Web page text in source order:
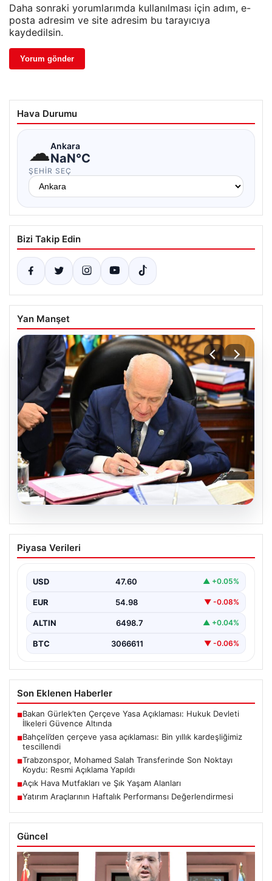
Daha sonraki yorumlarımda kullanılması için adım, e-
posta adresim ve site adresim bu tarayıcıya
kaydedilsin.
Hava Durumu
☁Ankara
NaN°C
ŞEHIR SEÇ
Bizi Takip Edin
Yan Manşet
Bahçeli’den çerçeve yasa açıklaması:
Bin yıllık kardeşliğimiz tescillendi
Piyasa Verileri
USD 47.60 ▲ +0.05%
EUR 54.98 ▼ -0.08%
ALTIN 6498.7 ▲ +0.04%
BTC 3066611 ▼ -0.06%
Son Eklenen Haberler
■Bakan Gürlek’ten Çerçeve Yasa Açıklaması: Hukuk Devleti
İlkeleri Güvence Altında
■Bahçeli’den çerçeve yasa açıklaması: Bin yıllık kardeşliğimiz
tescillendi
■Trabzonspor, Mohamed Salah Transferinde Son Noktayı
Koydu: Resmi Açıklama Yapıldı
■Açık Hava Mutfakları ve Şık Yaşam Alanları
■Yatırım Araçlarının Haftalık Performansı Değerlendirmesi
Güncel